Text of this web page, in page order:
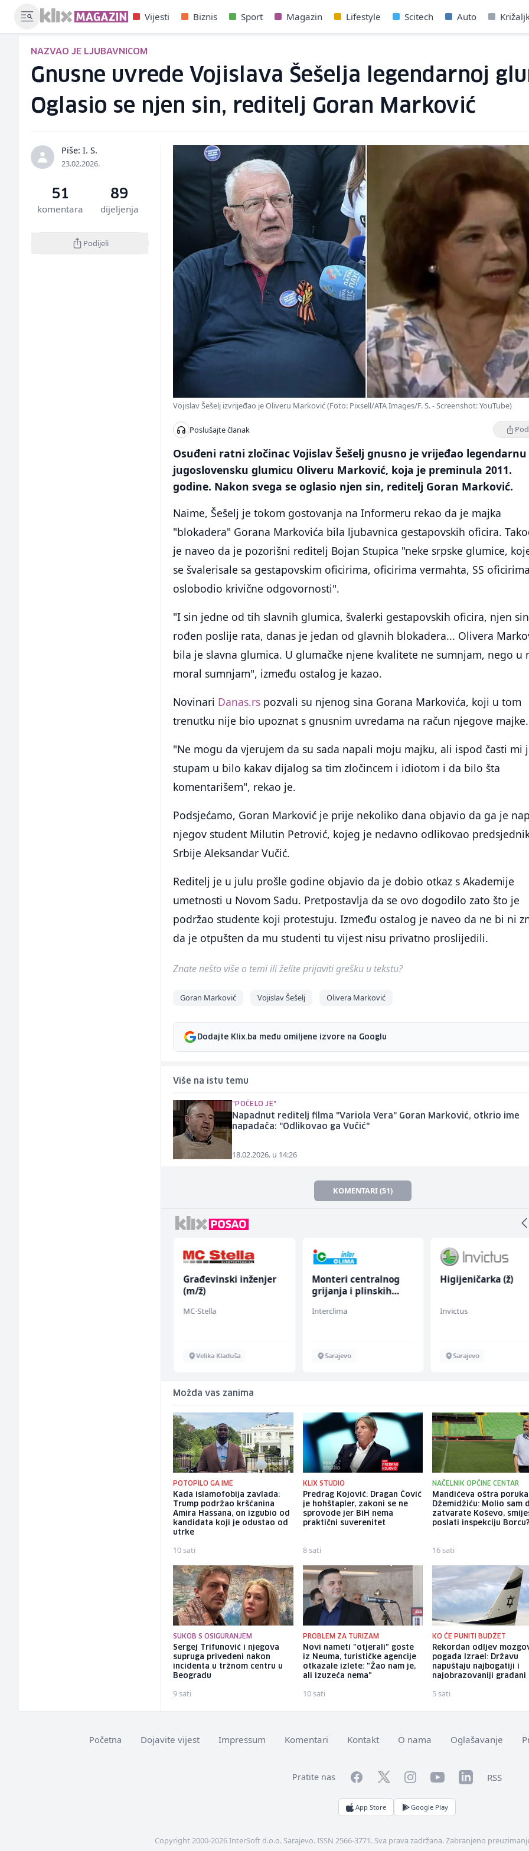
Vijesti Biznis Sport Magazin Lifestyle Scitech Auto
NAZVAO JE LJUBAVNICOM
Gnusne uvrede Vojislava Šešelja legendarnoj
Oglasio se njen sin, reditelj Goran Marković
Piše: I. S.
23.02.2026.
51
komentara
89
dijeljenja
Podijeli
Vojislav Šešelj izvrijeđao je Oliveru Marković (Foto: Pixsell/ATA Images/F. S. - Screenshot: YouTube)
Poslušajte članak
Osuđeni ratni zločinac Vojislav Šešelj gnusno je vrijeđao legendarnu
jugoslovensku glumicu Oliveru Marković, koja je preminula 2011.
godine. Nakon svega se oglasio njen sin, reditelj Goran Marković.
Naime, Šešelj je tokom gostovanja na Informeru rekao da je majka
"blokadera" Gorana Markovića bila ljubavnica gestapovskih oficira.
je naveo da je pozorišni reditelj Bojan Stupica "neke srpske glumice,
se švalerisale sa gestapovskim oficirima, oficirima vermahta, SS
oslobodio krivične odgovornosti".
"I sin jedne od tih slavnih glumica, švalerki gestapovskih oficira, njen
rođen poslije rata, danas je jedan od glavnih blokadera... Olivera
bila je slavna glumica. U glumačke njene kvalitete ne sumnjam, nego u
moral sumnjam", između ostalog je kazao.
Novinari Danas.rs pozvali su njenog sina Gorana Markovića, koji u tom
trenutku nije bio upoznat s gnusnim uvredama na račun njegove majke.
"Ne mogu da vjerujem da su sada napali moju majku, ali ispod časti mi
stupam u bilo kakav dijalog sa tim zločincem i idiotom i da bilo šta
komentarišem", rekao je.
Podsjećamo, Goran Marković je prije nekoliko dana objavio da ga je
njegov student Milutin Petrović, kojeg je nedavno odlikovao
Srbije Aleksandar Vučić.
Reditelj je u julu prošle godine objavio da je dobio otkaz s Akademije
umetnosti u Novom Sadu. Pretpostavlja da se ovo dogodilo zato što je
podržao studente koji protestuju. Između ostalog je naveo da ne bi ni
da je otpušten da mu studenti tu vijest nisu privatno proslijedili.
Znate nešto više o temi ili želite prijaviti grešku u tekstu?
Goran Marković Vojislav Šešelj Olivera Marković
Dodajte Klix.ba među omiljene izvore na Googlu
Više na istu temu
"POČELO JE"
Napadnut reditelj filma "Variola Vera" Goran Marković, otkrio ime
napadača: "Odlikovao ga Vučić"
18.02.2026. u 14:26
KOMENTARI (51)
Građevinski inženjer
(m/ž)
MC-Stella
Velika Kladuša
Monteri centralnog
grijanja i plinskih
Interclima
Sarajevo
Higijeničarka (ž)
Invictus
Sarajevo
Možda vas zanima
POTOPILO GA IME
Kada islamofobija zavlada:
Trump podržao kršćanina
Amira Hassana, on izgubio od
kandidata koji je odustao od
utrke
10 sati
KLIX STUDIO
Predrag Kojović: Dragan Čović
je hohštapler, zakoni se ne
sprovode jer BiH nema
praktični suverenitet
8 sati
NAČELNIK OPĆINE CENTAR
Mandićeva oštra poruka
Džemidžiću: Molio sam
zatvarate Koševo,
poslati inspekciju Borcu?
16 sati
SUKOB S OSIGURANJEM
Sergej Trifunović i njegova
supruga privedeni nakon
incidenta u tržnom centru u
Beogradu
9 sati
PROBLEM ZA TURIZAM
Novi nameti "otjerali" goste
iz Neuma, turističke agencije
otkazale izlete: "Žao nam je,
ali izuzeća nema"
10 sati
KO ĆE PUNITI BUDŽET
Rekordan odljev
pogađa Izrael: Državu
napuštaju najbogatiji i
najobrazovaniji građani
5 sati
Početna Dojavite vijest Impressum Komentari Kontakt O nama Oglašavanje
Pratite nas FacebookTwitterInstagramYouTubeLinkedInRSS
App Store Google Play
Copyright 2000-2026 InterSoft d.o.o. Sarajevo. ISSN 2566-3771. Sva prava zadržana. Zabranjeno